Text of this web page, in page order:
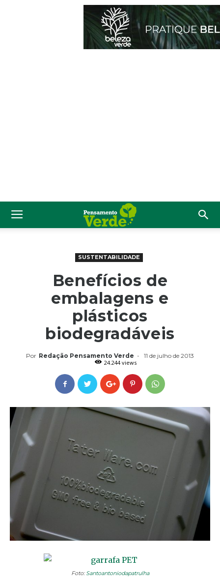
SUSTENTABILIDADE
Benefícios de
embalagens e
plásticos
biodegradáveis
Por Redação Pensamento Verde -
11 de julho de 2013
24.244 views
Foto: Santoantoniodapatrulha